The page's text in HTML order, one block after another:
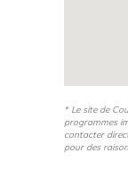
* Le site de
programmes
contacter
pour des